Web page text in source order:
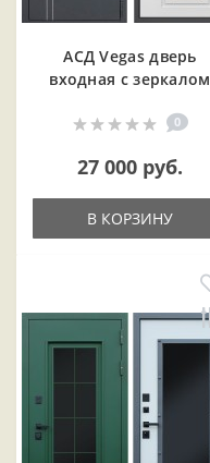
АСД Vegas дверь
входная с зеркалом
0
27 000 руб.
В КОРЗИНУ